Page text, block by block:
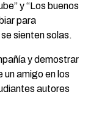
y “Los buenos
para
sienten solas.
y demostrar
un amigo en los
autores